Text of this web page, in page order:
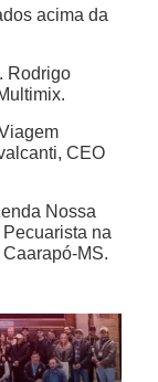
acima da
Rodrigo
CEO
Nossa
na
MS.